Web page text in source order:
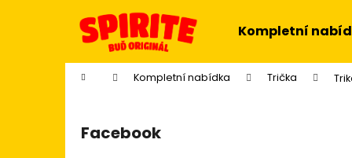
Kompletní
Domů Kompletní nabídka Trička
Facebook
Zpět
Zpět